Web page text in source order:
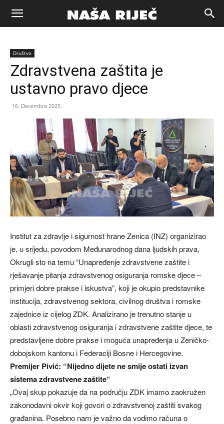
Naša
riječ
Društvo
Zdravstvena zaštita je
ustavno pravo djece
16. Decembra 2025.
Institut za zdravlje i sigurnost hrane Zenica (INZ) organizirao
je, u srijedu, povodom Međunarodnog dana ljudskih prava,
Okrugli sto na temu “Unapređenje zdravstvene zaštite i
rješavanje pitanja zdravstvenog osiguranja romske djece –
primjeri dobre prakse i iskustva”, koji je okupio predstavnike
institucija, zdravstvenog sektora, civilnog društva i romske
zajednice iz cijelog ZDK. Analizirano je trenutno stanje u
oblasti zdravstvenog osiguranja i zdravstvene zaštite djece, te
predstavljene dobre prakse i moguća unapređenja u Zeničko-
dobojskom kantonu i Federaciji Bosne i Hercegovine.
Premijer Pivić: “Nijedno dijete ne smije ostati izvan
sistema zdravstvene zaštite“
„Ovaj skup pokazuje da na području ZDK imamo zaokružen
zakonodavni okvir koji govori o zdravstvenoj zaštiti svakog
građanina. Posebno nam je važno da vodimo računa o